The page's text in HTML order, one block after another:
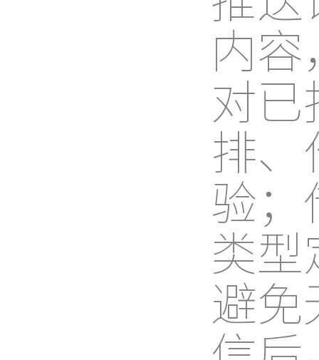
内
对
排
验
类
避